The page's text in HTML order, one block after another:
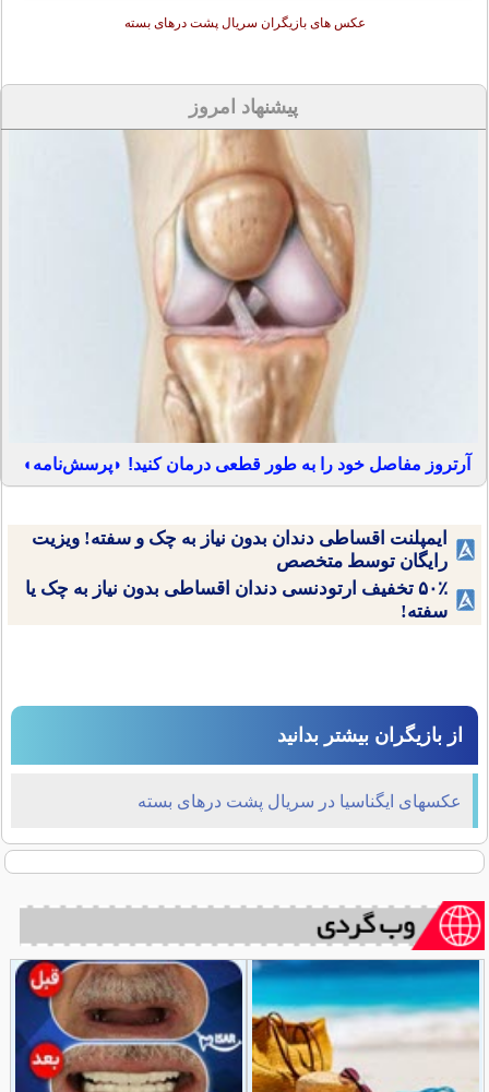
عکس های بازیگران سریال پشت درهای بسته
پیشنهاد امروز
آرتروز مفاصل خود را به طور قطعی درمان کنید! ◗پرسش‌نامه◖
ایمپلنت اقساطی دندان بدون نیاز به چک و سفته! ویزیت
رایگان توسط متخصص
۵۰٪ تخفیف ارتودنسی دندان اقساطی بدون نیاز به چک یا
سفته!
از بازیگران بیشتر بدانید
عکسهای ایگناسیا در سریال پشت درهای بسته